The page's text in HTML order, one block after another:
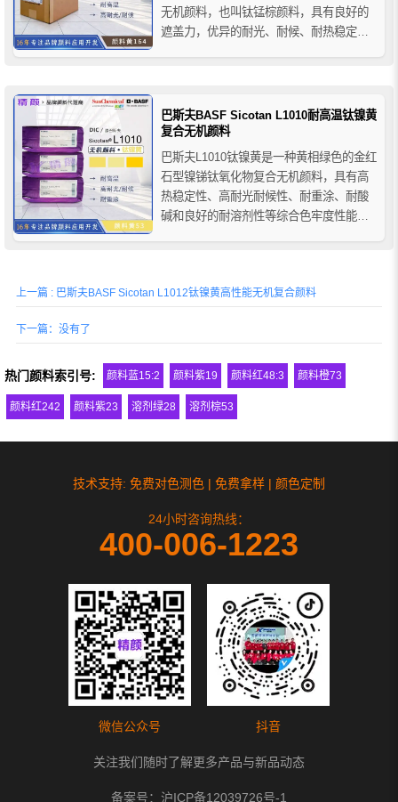
无机颜料，也叫钛锰棕颜料，具有良好的
遮盖力，优异的耐光、耐候、耐热稳定
色。与有机颜料配合使用时，可以作为钛
白粉的替代品，在高密度聚乙...
巴斯夫BASF Sicotan L1010耐高温钛镍黄
复合无机颜料
巴斯夫L1010钛镍黄是一种黄相绿色的金红
石型镍锑钛氧化物复合无机颜料，具有高
热稳定性、高耐光耐候性、耐重涂、耐酸
碱和良好的耐溶剂性等综合色牢度性能，
料等。
上一篇 : 巴斯夫BASF Sicotan L1012钛镍黄高性能无机复合颜料
下一篇：没有了
热门颜料索引号: 颜料蓝15:2 颜料紫19 颜料红48:3 颜料橙73
颜料红242 颜料紫23 溶剂绿28 溶剂棕53
技术支持: 免费对色测色 | 免费拿样 | 颜色定制
24小时咨询热线：
400-006-1223
微信公众号 抖音
关注我们随时了解更多产品与新品动态
备案号： 沪ICP备12039726号-1